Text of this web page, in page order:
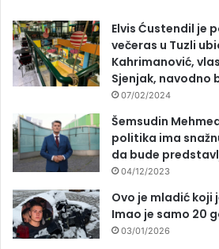
Elvis Ćustendil je
večeras u Tuzli
Kahrimanović,
Sjenjak, navodno
07/02/2024
Šemsudin
politika ima
da bude
04/12/2023
Ovo je mladić koji
Imao je samo 20
03/01/2026